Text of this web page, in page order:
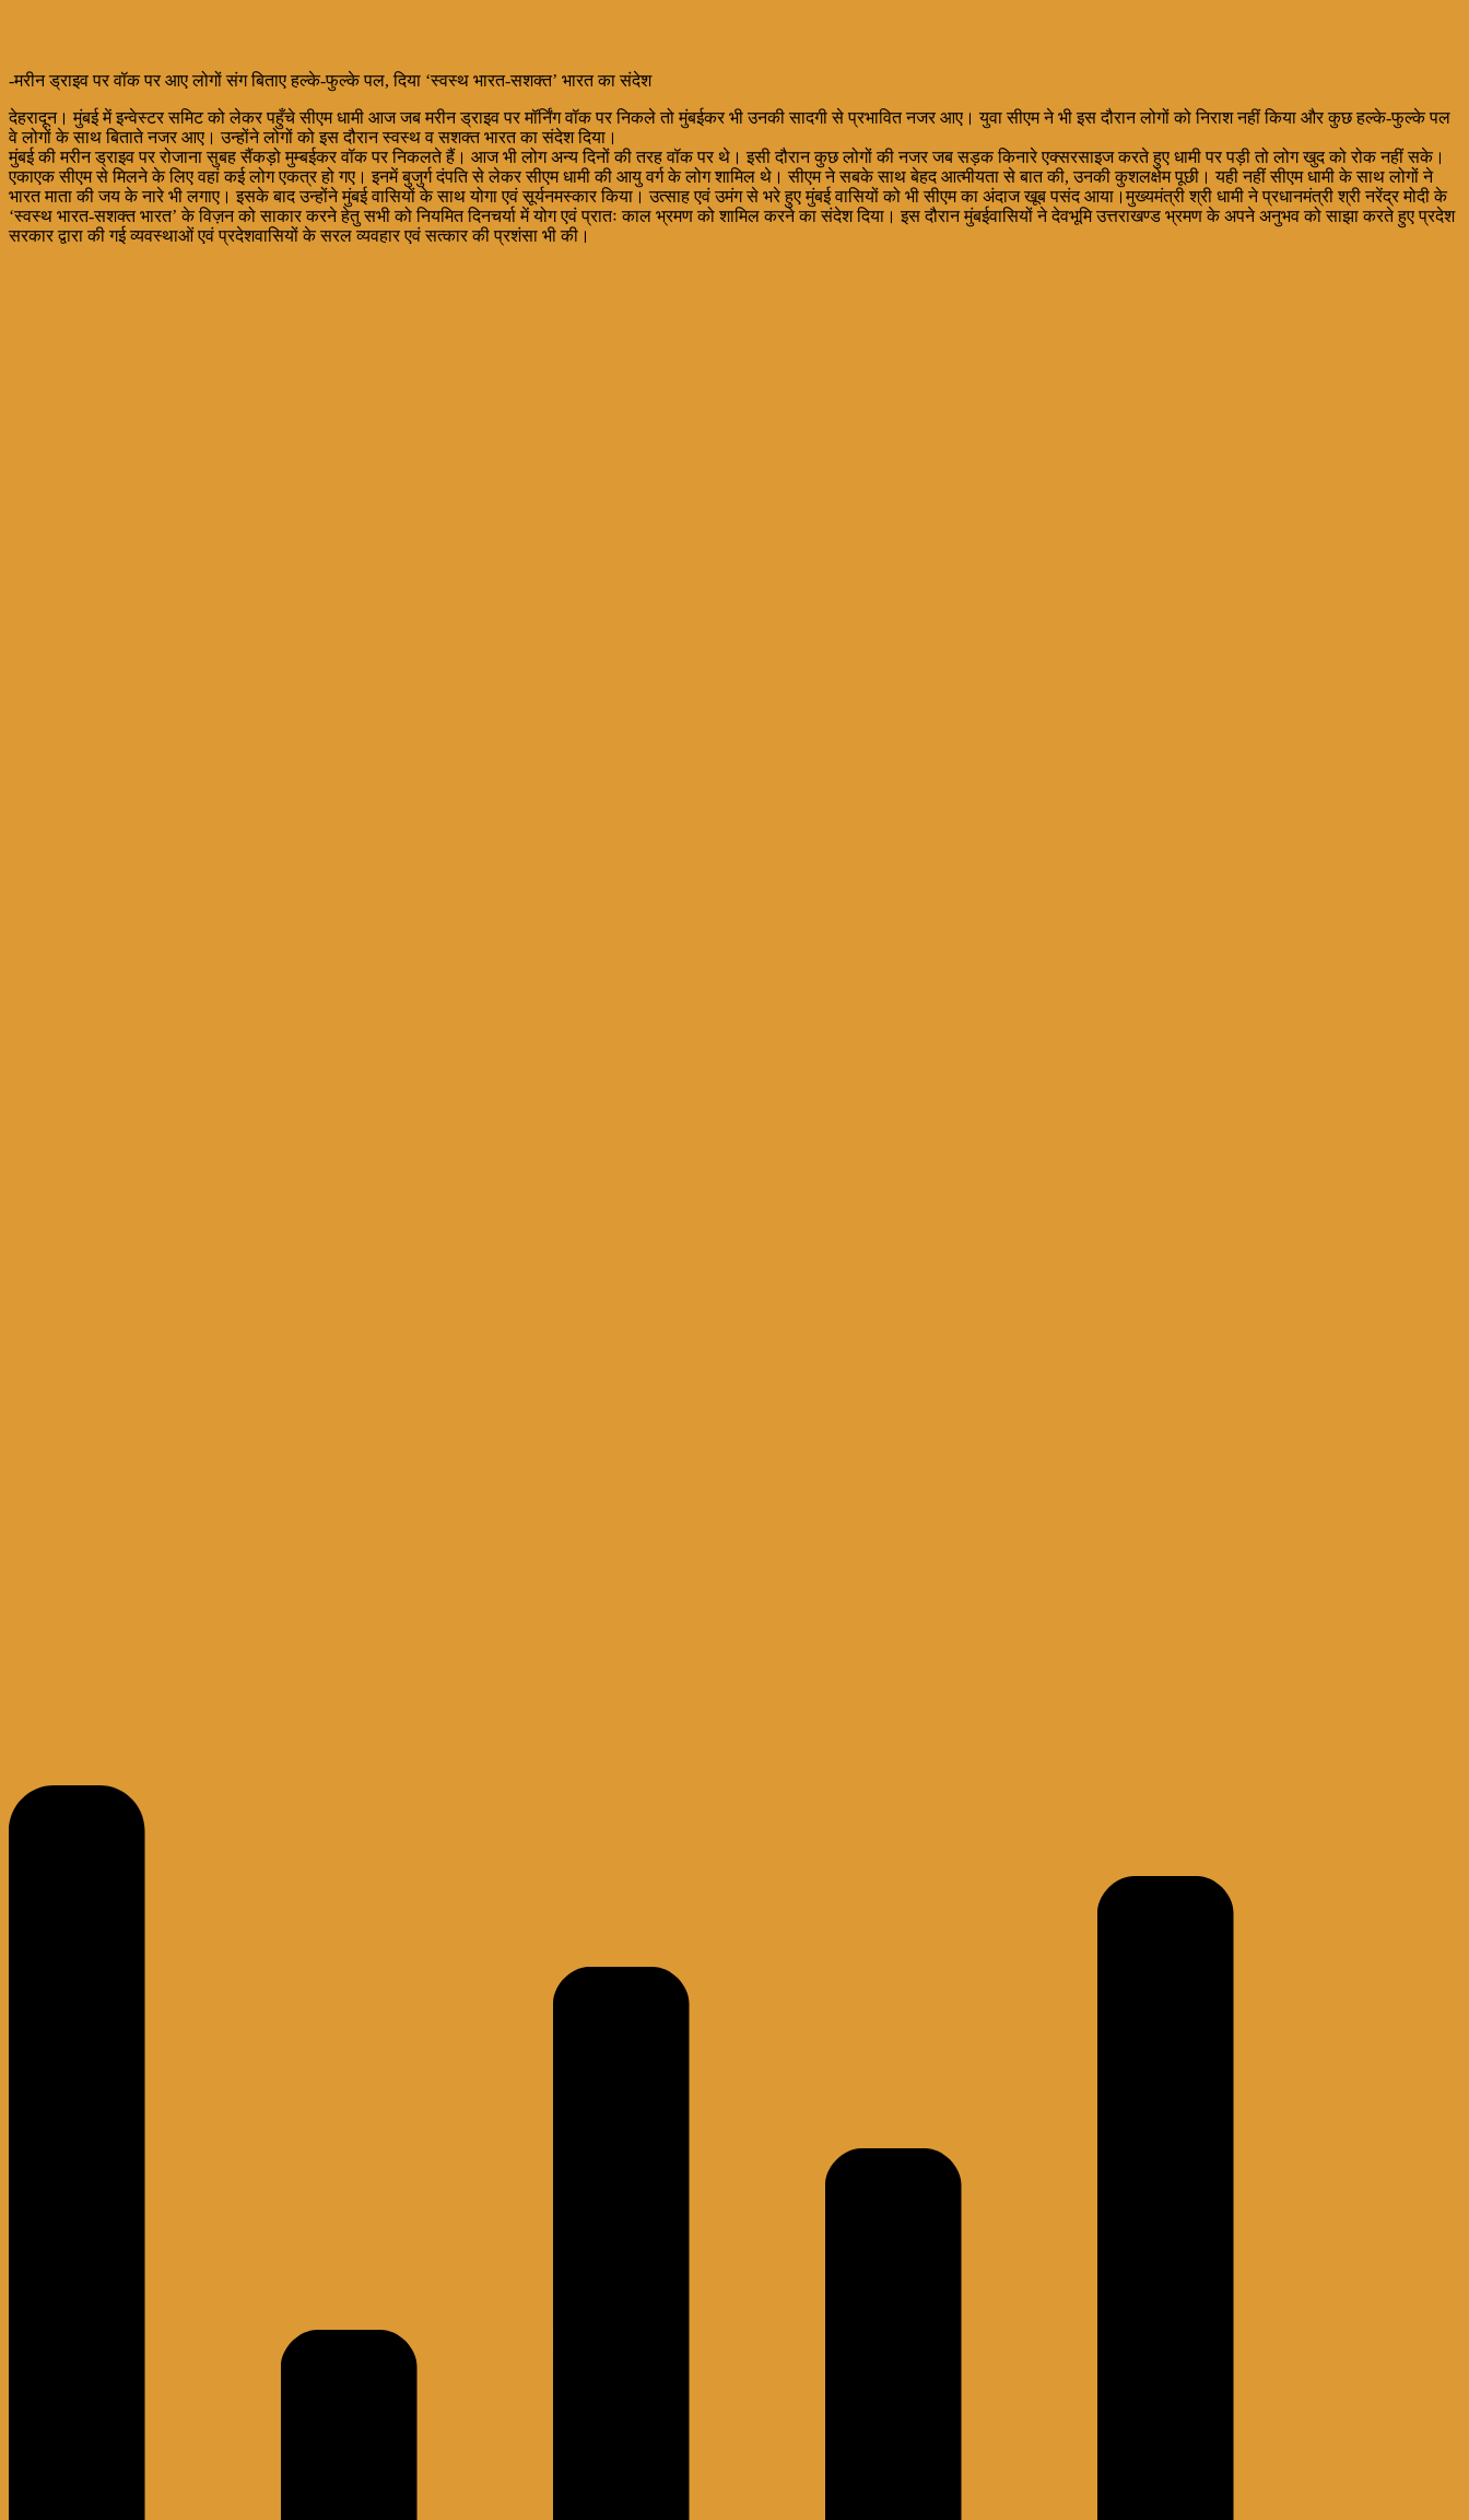
-मरीन ड्राइव पर वॉक पर आए लोगों संग बिताए हल्के-फुल्के पल, दिया ‘स्वस्थ भारत-सशक्त’ भारत का संदेश
देहरादून। मुंबई में इन्वेस्टर समिट को लेकर पहुँचे सीएम धामी आज जब मरीन ड्राइव पर मॉर्निंग वॉक पर निकले तो मुंबईकर भी उनकी सादगी से प्रभावित नजर आए। युवा सीएम ने भी इस दौरान लोगों को निराश नहीं किया और कुछ हल्के-फुल्के पल
वे लोगों के साथ बिताते नजर आए। उन्होंने लोगों को इस दौरान स्वस्थ व सशक्त भारत का संदेश दिया।
मुंबई की मरीन ड्राइव पर रोजाना सुबह सैंकड़ो मुम्बईकर वॉक पर निकलते हैं। आज भी लोग अन्य दिनों की तरह वॉक पर थे। इसी दौरान कुछ लोगों की नजर जब सड़क किनारे एक्सरसाइज करते हुए धामी पर पड़ी तो लोग खुद को रोक नहीं सके।
एकाएक सीएम से मिलने के लिए वहां कई लोग एकत्र हो गए। इनमें बुजुर्ग दंपति से लेकर सीएम धामी की आयु वर्ग के लोग शामिल थे। सीएम ने सबके साथ बेहद आत्मीयता से बात की, उनकी कुशलक्षेम पूछी। यही नहीं सीएम धामी के साथ लोगों ने
भारत माता की जय के नारे भी लगाए। इसके बाद उन्होंने मुंबई वासियों के साथ योगा एवं सूर्यनमस्कार किया। उत्साह एवं उमंग से भरे हुए मुंबई वासियों को भी सीएम का अंदाज खूब पसंद आया।मुख्यमंत्री श्री धामी ने प्रधानमंत्री श्री नरेंद्र मोदी के
‘स्वस्थ भारत-सशक्त भारत’ के विज़न को साकार करने हेतु सभी को नियमित दिनचर्या में योग एवं प्रातः काल भ्रमण को शामिल करने का संदेश दिया। इस दौरान मुंबईवासियों ने देवभूमि उत्तराखण्ड भ्रमण के अपने अनुभव को साझा करते हुए प्रदेश
सरकार द्वारा की गई व्यवस्थाओं एवं प्रदेशवासियों के सरल व्यवहार एवं सत्कार की प्रशंसा भी की।